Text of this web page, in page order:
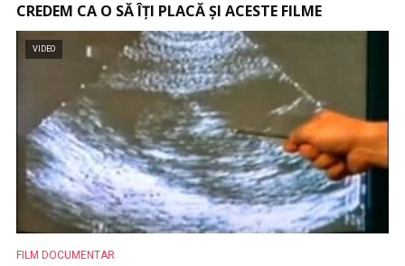
CREDEM CA O SĂ ÎȚI PLACĂ ȘI ACESTE FILME
VIDEO
FILM DOCUMENTAR